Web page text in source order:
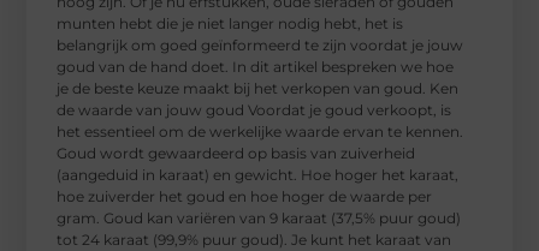
munten hebt die je niet langer nodig hebt, het is
belangrijk om goed geïnformeerd te zijn voordat je jouw
goud van de hand doet. In dit artikel bespreken we hoe
je de beste keuze maakt bij het verkopen van goud. Ken
de waarde van jouw goud Voordat je goud verkoopt, is
het essentieel om de werkelijke waarde ervan te kennen.
Goud wordt gewaardeerd op basis van zuiverheid
(aangeduid in karaat) en gewicht. Hoe hoger het karaat,
hoe zuiverder het goud en hoe hoger de waarde per
gram. Goud kan variëren van 9 karaat (37,5% puur goud)
tot 24 karaat (99,9% puur goud). Je kunt het karaat van